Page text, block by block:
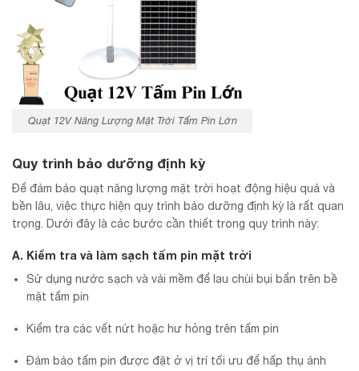
Quạt 12V Năng Lượng Mặt Trời Tấm Pin Lớn
Quy trình bảo dưỡng định kỳ
Để đảm bảo quạt năng lượng mặt trời hoạt động hiệu quả và
bền lâu, việc thực hiện quy trình bảo dưỡng định kỳ là rất quan
trọng. Dưới đây là các bước cần thiết trong quy trình này:
A. Kiểm tra và làm sạch tấm pin mặt trời
Sử dụng nước sạch và vải mềm để lau chùi bụi bẩn trên bề
mặt tấm pin
Kiểm tra các vết nứt hoặc hư hỏng trên tấm pin
Đảm bảo tấm pin được đặt ở vị trí tối ưu để hấp thụ ánh